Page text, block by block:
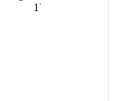
17:00